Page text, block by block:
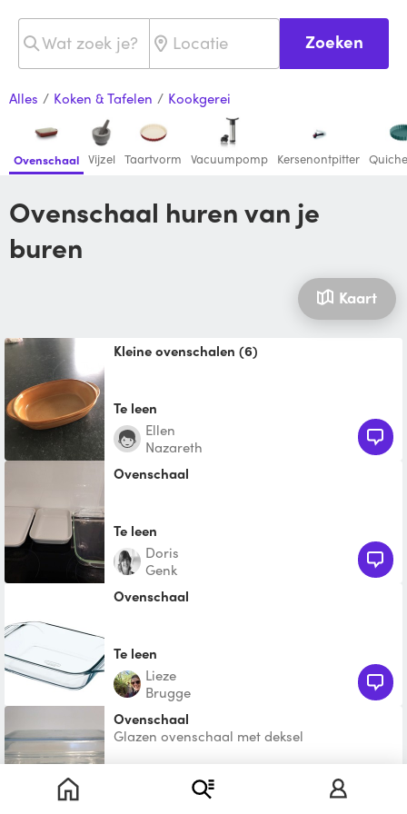
Zoeken
Alles / Koken & Tafelen / Kookgerei
Ovenschaal Vijzel Taartvorm Vacuumpomp Kersenontpitter
Ovenschaal huren van je
buren
Kaart
Kleine ovenschalen (6)
Te leen
Ellen
Nazareth
Ovenschaal
Te leen
Doris
Genk
Ovenschaal
Te leen
Lieze
Brugge
ovenschaal
Glazen ovenschaal met deksel
Marieke